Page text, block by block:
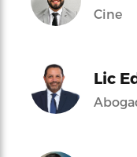
Cine
Lic